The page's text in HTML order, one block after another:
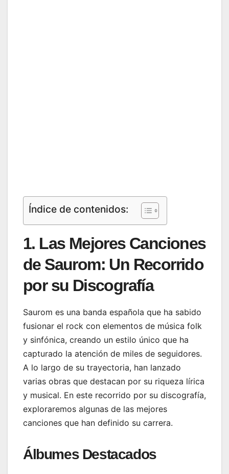
Índice de contenidos:
1. Las Mejores Canciones
de Saurom: Un Recorrido
por su Discografía
Saurom es una banda española que ha sabido
fusionar el rock con elementos de música folk
y sinfónica, creando un estilo único que ha
capturado la atención de miles de seguidores.
A lo largo de su trayectoria, han lanzado
varias obras que destacan por su riqueza lírica
y musical. En este recorrido por su discografía,
exploraremos algunas de las mejores
canciones que han definido su carrera.
Álbumes Destacados